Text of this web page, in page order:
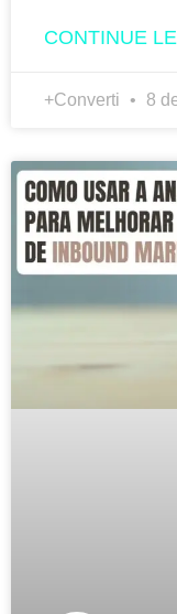
CONTINUE
+Converti 8